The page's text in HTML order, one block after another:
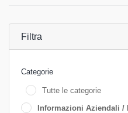
Filtra
Categorie
Tutte le categorie
Informazioni Aziendali /